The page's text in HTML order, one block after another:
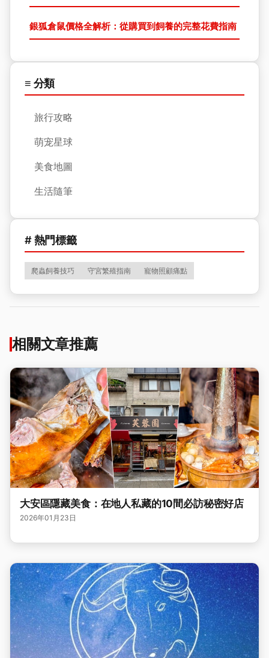
銀狐倉鼠價格全解析：從購買到飼養的完整花費指南
≡ 分類
旅行攻略
萌宠星球
美食地圖
生活隨筆
# 熱門標籤
爬蟲飼養技巧 守宮繁殖指南 寵物照顧痛點
相關文章推薦
大安區隱藏美食：在地人私藏的10間必訪秘密好店
2026年01月23日